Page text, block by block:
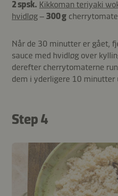
2 spsk. Kikkoman teriyaki
hvidløg– 300 g
Når de 30 minutter er gået,
sauce med hvidløg over
derefter cherrytomaterne
dem i yderligere 10 minutter
Step 4